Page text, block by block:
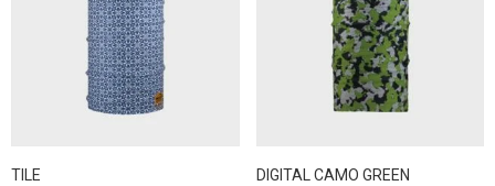
TILE
DIGITAL CAMO GREEN